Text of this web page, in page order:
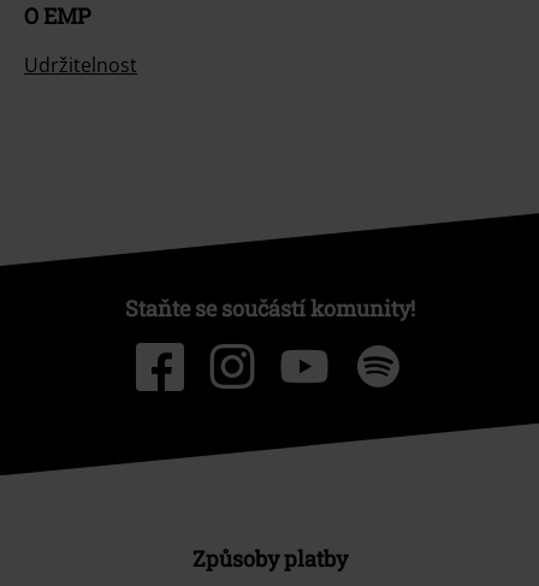
O EMP
Udržitelnost
Staňte se součástí komunity!
Způsoby platby